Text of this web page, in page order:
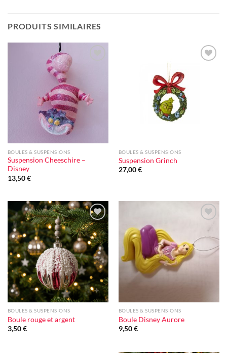
PRODUITS SIMILAIRES
BOULES & SUSPENSIONS
Suspension Cheeschire –
Disney
13,50€
BOULES & SUSPENSIONS
Suspension Grinch
27,00€
Ajouter
à la liste
d'envie
BOULES & SUSPENSIONS
Boule rouge et argent
3,50€
d'envie
BOULES & SUSPENSIONS
Boule Disney Aurore
9,50€